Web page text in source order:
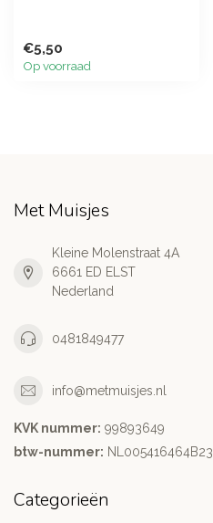
€5,50
Op voorraad
Met Muisjes
Kleine Molenstraat 4A
6661 ED ELST
Nederland
0481849477
info@metmuisjes.nl
KVK nummer: 99893649
btw-nummer: NL005416464B23
Categorieën